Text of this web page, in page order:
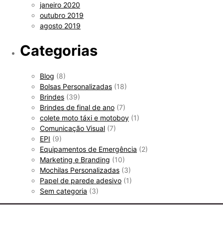
janeiro 2020
outubro 2019
agosto 2019
Categorias
Blog (8)
Bolsas Personalizadas (18)
Brindes (39)
Brindes de final de ano (7)
colete moto táxi e motoboy (1)
Comunicação Visual (7)
EPI (9)
Equipamentos de Emergência (2)
Marketing e Branding (10)
Mochilas Personalizadas (3)
Papel de parede adesivo (1)
Sem categoria (3)